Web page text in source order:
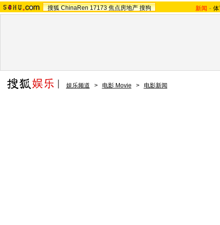
搜狐 ChinaRen 17173 焦点房地产 搜狗 新闻 -
娱乐频道 > 电影 Movie > 电影新闻